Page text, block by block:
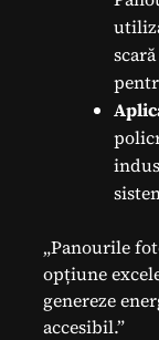
„Panourile
opțiune
genereze
accesibil.”